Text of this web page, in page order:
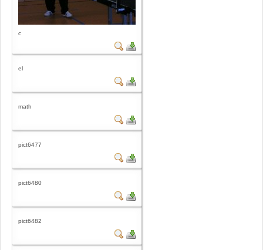
c
el
math
pict6477
pict6480
pict6482